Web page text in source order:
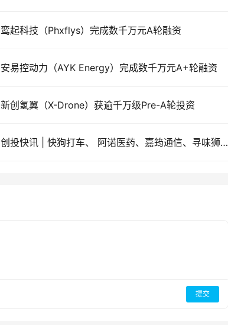
鸾起科技（Phxflys）完成数千万元A轮融资
安易控动力（AYK Energy）完成数千万元A+轮融资
新创氢翼（X-Drone）获逾千万级Pre-A轮投资
创投快讯 | 快狗打车、​ 阿诺医药、嘉筠通信、寻味狮、集行通等17家企业获得投资
提交